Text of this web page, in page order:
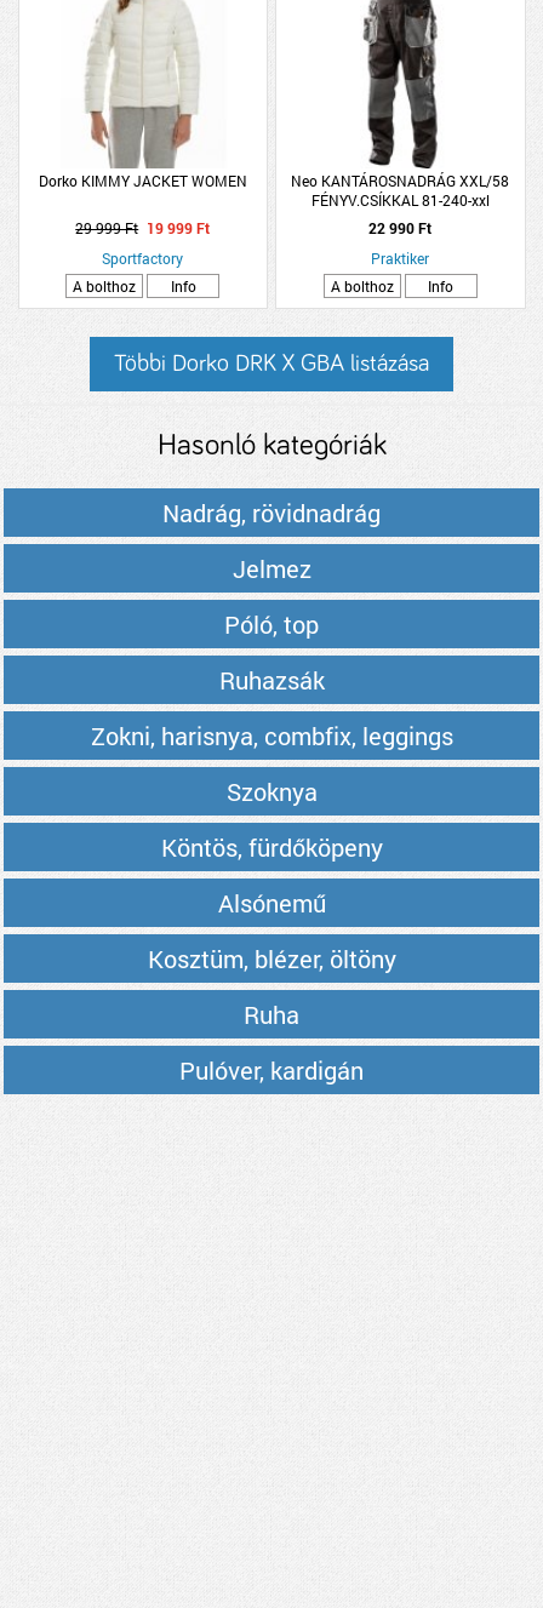
Dorko KIMMY JACKET WOMEN
29 999 Ft 19 999 Ft
Sportfactory
A bolthoz
Info
Neo KANTÁROSNADRÁG XXL/58
FÉNYV.CSÍKKAL 81-240-xxl
22 990 Ft
Praktiker
A bolthoz
Info
Többi Dorko DRK X GBA listázása
Hasonló kategóriák
Nadrág, rövidnadrág
Jelmez
Póló, top
Ruhazsák
Zokni, harisnya, combfix, leggings
Szoknya
Köntös, fürdőköpeny
Alsónemű
Kosztüm, blézer, öltöny
Ruha
Pulóver, kardigán